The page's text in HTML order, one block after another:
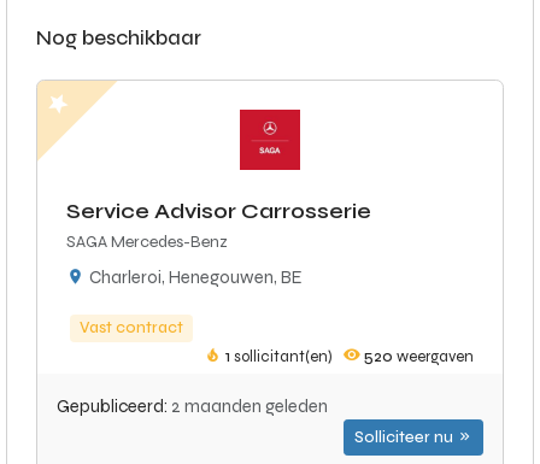
Nog beschikbaar
Service Advisor Carrosserie
SAGA Mercedes-Benz
Charleroi, Henegouwen, BE
Vast contract
1 sollicitant(en) 520 weergaven
Gepubliceerd: 2 maanden geleden
Solliciteer nu